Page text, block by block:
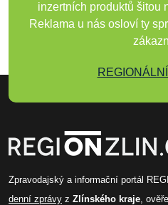
inzertních produktů šitou
Reklama u nás osloví ty
Zpravodajský a informační portál
denní zprávy z Zlínského kraje ,